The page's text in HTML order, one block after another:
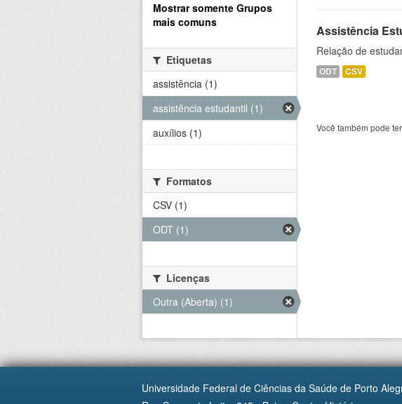
Assistência
Relação de
ODT CSV
Você também pode
Mostrar somente Grupos
mais comuns
Etiquetas
assistência (1)
assistência estudantil (1)
auxílios (1)
Formatos
CSV (1)
ODT (1)
Licenças
Outra (Aberta) (1)
Universidade Federal de Ciências da Saúde de Porto